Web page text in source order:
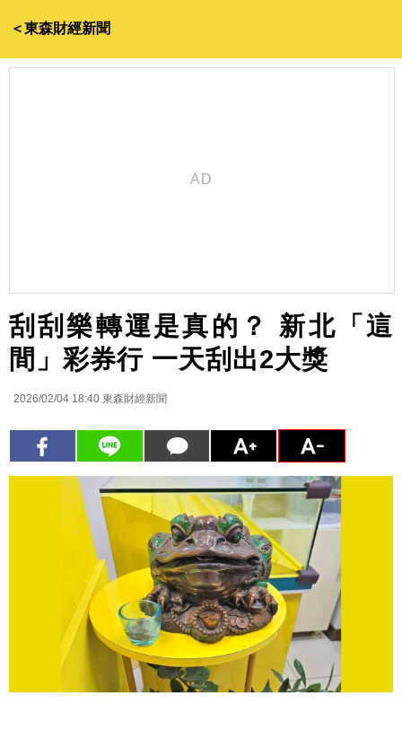
＜東森財經新聞
刮刮樂轉運是真的？ 新北「這
間」彩券行 一天刮出2大獎
2026/02/04 18:40 東森財經新聞